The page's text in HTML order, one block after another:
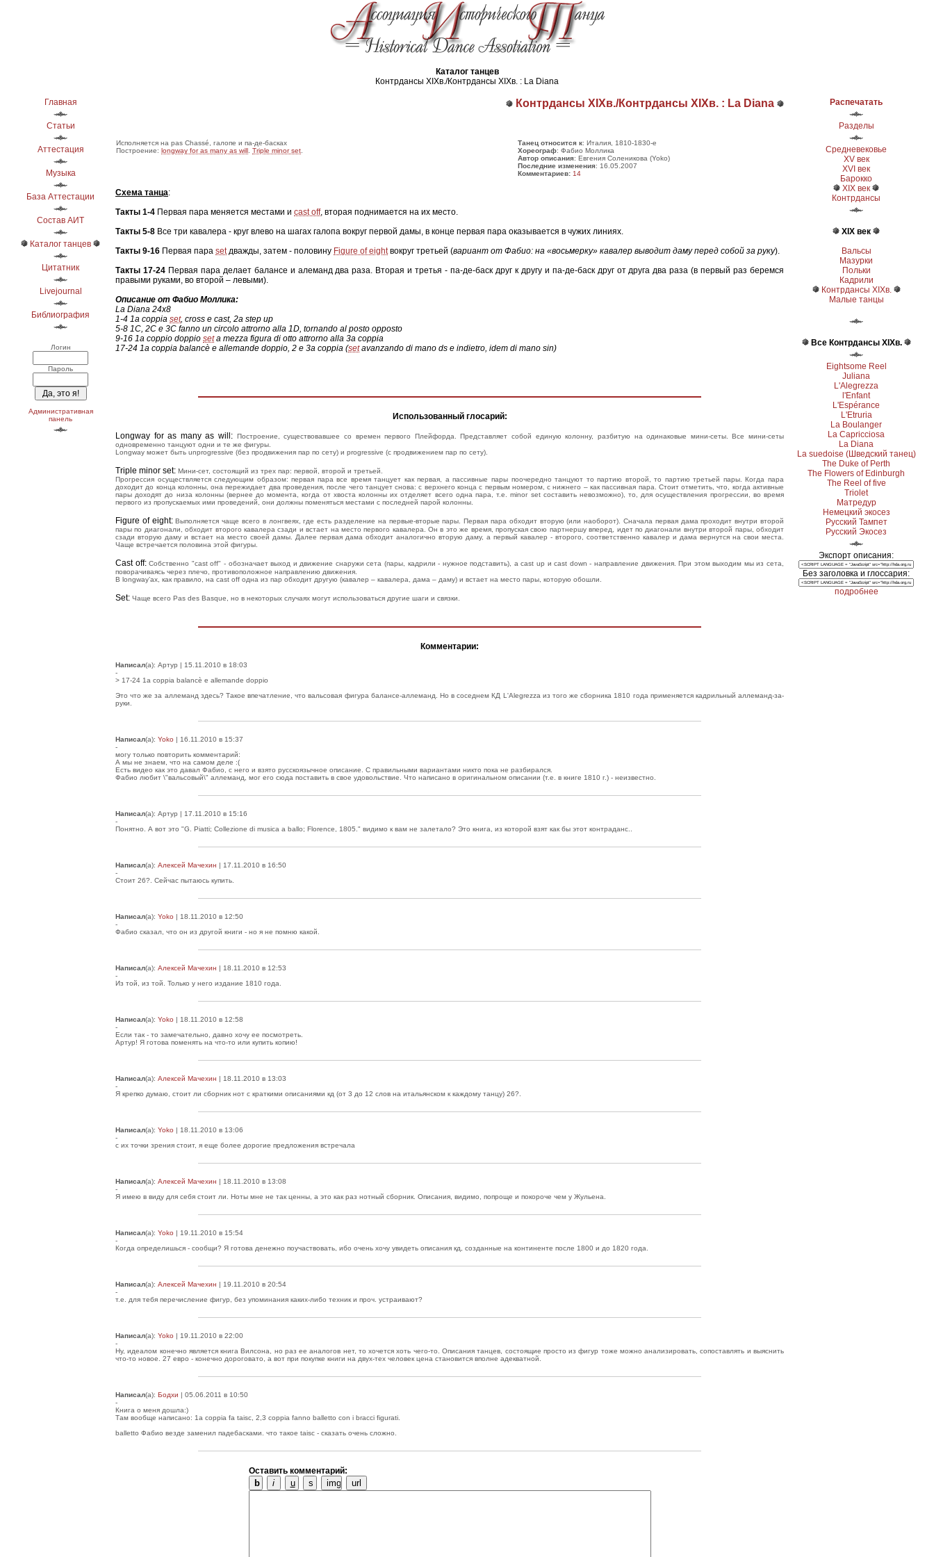
Каталог танцев
Контрдансы ХІХв./Контрдансы ХІХв. : La Diana
Главная
Статьи
Аттестация
Музыка
База Аттестации
Состав АИТ
Каталог танцев
Цитатник
Livejournal
Библиография
Логин
Пароль
Административная
панель
Контрдансы ХІХв./Контрдансы ХІХв. : La Diana
Исполняется на pas Chassé, галопе и па-де-басках
Построение: longway for as many as will. Triple minor set.
Танец относится к: Италия, 1810-1830-е
Хореограф: Фабио Моллика
Автор описания: Евгения Соленикова (Yoko)
Последние изменения: 16.05.2007
Комментариев: 14
Схема танца:
Такты 1-4 Первая пара меняется местами и cast off, вторая поднимается на их место.
Такты 5-8 Все три кавалера - круг влево на шагах галопа вокруг первой дамы, в конце первая пара оказывается в чужих линиях.
Такты 9-16 Первая пара setдважды, затем - половину Figure of eightвокруг третьей (вариант от Фабио: на «восьмерку» кавалер выводит даму перед собой за руку).
Такты 17-24Первая пара делает балансе и алеманд два раза. Вторая и третья - па-де-баск друг к другу и па-де-баск друг от друга два раза (в первый раз беремся
правыми руками, во второй – левыми).
Описание от Фабио Моллика:
La Diana 24x8
1-4 1a coppia set, cross e cast, 2a step up
5-8 1C, 2C e 3C fanno un circolo attrorno alla 1D, tornando al posto opposto
9-16 1a coppio doppio seta mezza figura di otto attrorno alla 3a coppia
17-24 1a coppia balancè e allemande doppio, 2 e 3a coppia (setavanzando di mano ds e indietro, idem di mano sin)
Использованный глосарий:
Longway for as many as will : Построение, существовавшее со времен первого Плейфорда. Представляет собой единую колонну, разбитую на одинаковые мини-сеты. Все мини-сеты
одновременно танцуют одни и те же фигуры.
Longway может быть unprogressive (без продвижения пар по сету) и progressive (с продвижением пар по сету).
Triple minor set: Мини-сет, состоящий из трех пар: первой, второй и третьей.
Прогрессия осуществляется следующим образом: первая пара все время танцует как первая, а пассивные пары поочередно танцуют то партию второй, то партию третьей пары. Когда пара
доходит до конца колонны, она пережидает два проведения, после чего танцует снова: с верхнего конца с первым номером, с нижнего – как пассивная пара. Стоит отметить, что, когда активные
пары доходят до низа колонны (вернее до момента, когда от хвоста колонны их отделяет всего одна пара, т.е. minor set составить невозможно), то, для осуществления прогрессии, во время
первого из пропускаемых ими проведений, они должны поменяться местами с последней парой колонны.
Figure of eight:Выполняется чаще всего в лонгвеях, где есть разделение на первые-вторые пары. Первая пара обходит вторую (или наоборот). Сначала первая дама проходит внутри второй
пары по диагонали, обходит второго кавалера сзади и встает на место первого кавалера. Он в это же время, пропуская свою партнершу вперед, идет по диагонали внутри второй пары, обходит
сзади вторую даму и встает на место своей дамы. Далее первая дама обходит аналогично вторую даму, а первый кавалер - второго, соответственно кавалер и дама вернутся на свои места.
Чаще встречается половина этой фигуры.
Cast off:Собственно "cast off" - обозначает выход и движение снаружи сета (пары, кадрили - нужное подставить), а cast up и cast down - направление движения. При этом выходим мы из сета,
поворачиваясь через плечо, противоположное направлению движения.
В longway’ах, как правило, на cast off одна из пар обходит другую (кавалер – кавалера, дама – даму) и встает на место пары, которую обошли.
Set: Чаще всего Pas des Basque, но в некоторых случаях могут использоваться другие шаги и связки.
Комментарии:
Написал(а): Артур | 15.11.2010 в 18:03
-
> 17-24 1a coppia balancè e allemande doppio
Это что же за аллеманд здесь? Такое впечатление, что вальсовая фигура балансе-аллеманд. Но в соседнем КД L'Alegrezza из того же сборника 1810 года применяется кадрильный аллеманд-за-
руки.
Написал(а): Yoko | 16.11.2010 в 15:37
-
могу только повторить комментарий:
А мы не знаем, что на самом деле :(
Есть видео как это давал Фабио, с него и взято русскоязычное описание. С правильными вариантами никто пока не разбирался.
Фабио любит \"вальсовый\" аллеманд, мог его сюда поставить в свое удовольствие. Что написано в оригинальном описании (т.е. в книге 1810 г.) - неизвестно.
Написал(а): Артур | 17.11.2010 в 15:16
-
Понятно. А вот это "G. Piatti; Collezione di musica a ballo; Florence, 1805." видимо к вам не залетало? Это книга, из которой взят как бы этот контраданс..
Написал(а): Алексей Мачехин | 17.11.2010 в 16:50
-
Стоит 26?. Сейчас пытаюсь купить.
Написал(а): Yoko | 18.11.2010 в 12:50
-
Фабио сказал, что он из другой книги - но я не помню какой.
Написал(а): Алексей Мачехин | 18.11.2010 в 12:53
-
Из той, из той. Только у него издание 1810 года.
Написал(а): Yoko | 18.11.2010 в 12:58
-
Если так - то замечательно, давно хочу ее посмотреть.
Артур! Я готова поменять на что-то или купить копию!
Написал(а): Алексей Мачехин | 18.11.2010 в 13:03
-
Я крепко думаю, стоит ли сборник нот с краткими описаниями кд (от 3 до 12 слов на итальянском к каждому танцу) 26?.
Написал(а): Yoko | 18.11.2010 в 13:06
-
с их точки зрения стоит, я еще более дорогие предложения встречала
Написал(а): Алексей Мачехин | 18.11.2010 в 13:08
-
Я имею в виду для себя стоит ли. Ноты мне не так ценны, а это как раз нотный сборник. Описания, видимо, попроще и покороче чем у Жульена.
Написал(а): Yoko | 19.11.2010 в 15:54
-
Когда определишься - сообщи? Я готова денежно поучаствовать, ибо очень хочу увидеть описания кд, созданные на континенте после 1800 и до 1820 года.
Написал(а): Алексей Мачехин | 19.11.2010 в 20:54
-
т.е. для тебя перечисление фигур, без упоминания каких-либо техник и проч. устраивают?
Написал(а): Yoko | 19.11.2010 в 22:00
-
Ну, идеалом конечно является книга Вилсона, но раз ее аналогов нет, то хочется хоть чего-то. Описания танцев, состоящие просто из фигур тоже можно анализировать, сопоставлять и выяснить
что-то новое. 27 евро - конечно дороговато, а вот при покупке книги на двух-тех человек цена становится вполне адекватной.
Написал(а): Бодхи | 05.06.2011 в 10:50
-
Книга о меня дошла:)
Там вообще написано: 1a coppia fa taisc, 2,3 coppia fanno balletto con i bracci figurati.
balletto Фабио везде заменил падебасками. что такое taisc - сказать очень сложно.
Оставить комментарий:
Распечатать
Разделы
Средневековье
XV век
XVI век
Барокко
XIX век
Контрдансы
XIX век
Вальсы
Мазурки
Польки
Кадрили
Контрдансы ХІХв.
Малые танцы
Все Контрдансы ХІХв.
Eightsome Reel
Juliana
L'Alegrezza
l'Enfant
L'Espérance
L'Etruria
La Boulanger
La Capricciosa
La Diana
La suedoise (Шведский танец)
The Duke of Perth
The Flowers of Edinburgh
The Reel of five
Triolet
Матредур
Немецкий экосез
Русский Тампет
Русский Экосез
Экспорт описания:
Без заголовка и глоссария:
подробнее